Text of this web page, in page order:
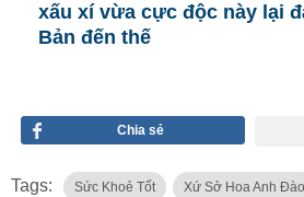
xấu xí vừa cực độc này lại
Bản đến thế
Chia sẻ
Tags: Sức Khoẻ Tốt Xứ Sở Hoa Anh Đào